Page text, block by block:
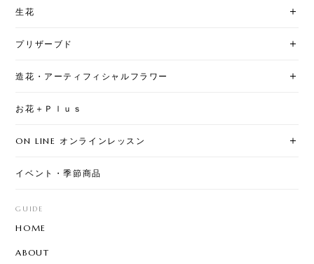
生花
プリザーブド
造花・アーティフィシャルフラワー
お花＋Ｐｌｕｓ
ON LINE オンラインレッスン
イベント・季節商品
GUIDE
HOME
ABOUT